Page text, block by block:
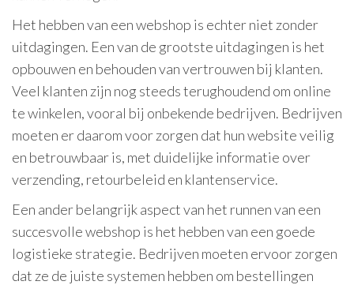
Het hebben van een webshop is echter niet zonder
uitdagingen. Een van de grootste uitdagingen is het
opbouwen en behouden van vertrouwen bij klanten.
Veel klanten zijn nog steeds terughoudend om online
te winkelen, vooral bij onbekende bedrijven. Bedrijven
moeten er daarom voor zorgen dat hun website veilig
en betrouwbaar is, met duidelijke informatie over
verzending, retourbeleid en klantenservice.
Een ander belangrijk aspect van het runnen van een
succesvolle webshop is het hebben van een goede
logistieke strategie. Bedrijven moeten ervoor zorgen
dat ze de juiste systemen hebben om bestellingen